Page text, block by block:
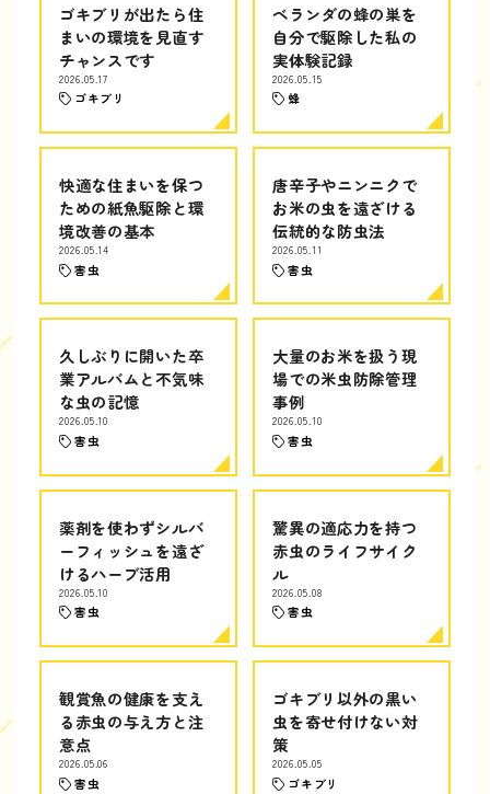
ゴキブリが出たら住
まいの環境を見直す
チャンスです
2026.05.17
ゴキブリ
ベランダの蜂の巣を
自分で駆除した私の
実体験記録
2026.05.15
蜂
快適な住まいを保つ
ための紙魚駆除と環
境改善の基本
2026.05.14
害虫
唐辛子やニンニクで
お米の虫を遠ざける
伝統的な防虫法
2026.05.11
害虫
久しぶりに開いた卒
業アルバムと不気味
な虫の記憶
2026.05.10
害虫
大量のお米を扱う現
場での米虫防除管理
事例
2026.05.10
害虫
薬剤を使わずシルバ
ーフィッシュを遠ざ
けるハーブ活用
2026.05.10
害虫
驚異の適応力を持つ
赤虫のライフサイク
ル
2026.05.08
害虫
観賞魚の健康を支え
る赤虫の与え方と注
意点
2026.05.06
害虫
ゴキブリ以外の黒い
虫を寄せ付けない対
策
2026.05.05
ゴキブリ